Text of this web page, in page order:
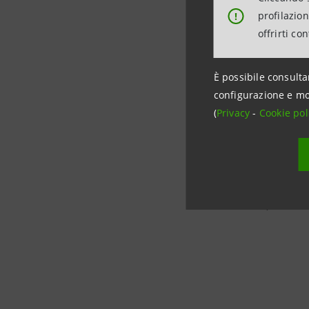
!
offrirti
È possibile
configurazione e
(Privacy- Cookie
Con
Ha
sistema
vedendo